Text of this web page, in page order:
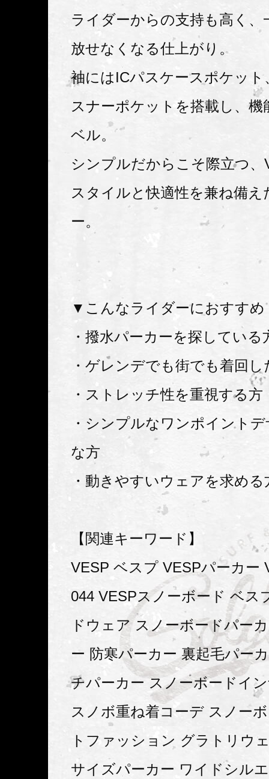
ライダーからの支持も高く、
放せなくなる仕上がり。
袖にはICパスケースポケッ
スナーポケットを搭載し、機
ベル。
シンプルだからこそ際立つ、
スタイルと快適性を兼ね備え
ー。
▼こんなライダーにおすすめ
・撥水パーカーを探している
・ゲレンデでも街でも着回し
・ストレッチ性を重視する方
・シンプルなワンポイント
な方
・動きやすいウェアを求める
【関連キーワード】
VESP ベスプ VESPパーカー
044 VESPスノーボード ベス
ドウェア スノーボードパー
ー 防寒パーカー 裏起毛パー
チパーカー スノーボードイ
スノボ重ね着コーデ スノー
トファッション グラトリウ
サイズパーカー ワイドシル